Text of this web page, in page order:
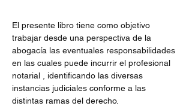
El presente libro tiene como objetivo
trabajar desde una perspectiva de la
abogacía las eventuales responsabilidades
en las cuales puede incurrir el profesional
notarial , identificando las diversas
instancias judiciales conforme a las
distintas ramas del derecho.